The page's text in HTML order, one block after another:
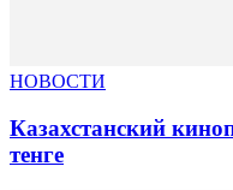
НОВОСТИ
Казахстанский
тенге